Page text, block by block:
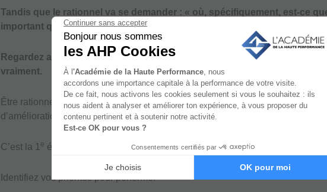
Tandis que le rationnel va se demander : « où, spécifiquement, est-ce
important que je m’améliore ? »
Regardez au niveau physique, technique, tactique, mental et voyez où
vraiment.
Être rationnel va vous permettre d’être spécifique pour vous mettre dans une
d’amélioration continue sans vous juger.
C’est la 1 e étape.
Identifiez vos priorités pour performer